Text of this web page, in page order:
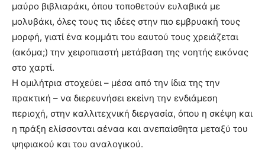
μαύρο βιβλιαράκι, όπου τοποθετούν ευλαβικά με
μολυβάκι, όλες τους τις ιδέες στην πιο εμβρυακή τους
μορφή, γιατί ένα κομμάτι του εαυτού τους χρειάζεται
(ακόμα;) την χειροπιαστή μετάβαση της νοητής εικόνας
στο χαρτί.
Η ομιλήτρια στοχεύει – μέσα από την ίδια της την
πρακτική – να διερευνήσει εκείνη την ενδιάμεση
περιοχή, στην καλλιτεχνική διεργασία, όπου η σκέψη και
η πράξη ελίσσονται αέναα και ανεπαίσθητα μεταξύ του
ψηφιακού και του αναλογικού.